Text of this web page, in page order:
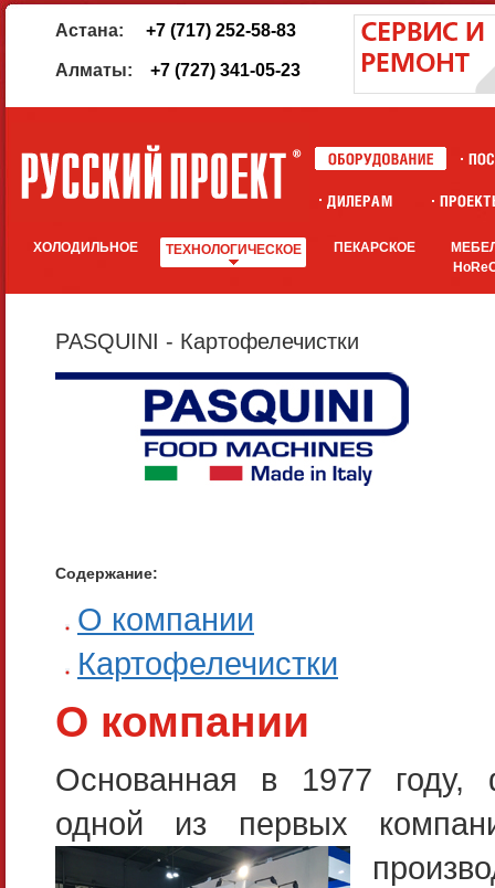
Астана: +7 (717) 252-58-83
Алматы: +7 (727) 341-05-23
ХОЛОДИЛЬНОЕ ТЕХНОЛОГИЧЕСКОЕ ПЕКАРСКОЕ
PASQUINI - Картофелечистки
Содержание:
О компании
Картофелечистки
О компании
Основанная в 1977 году,
одной из первых